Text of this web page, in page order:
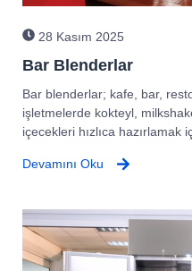
28 Kasım 2025
Bar Blenderlar
Bar blenderlar; kafe, bar,
işletmelerde kokteyl,
içecekleri hızlıca hazırlamak
Devamını Oku